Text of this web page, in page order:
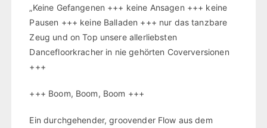
„Keine Gefangenen +++ keine Ansagen +++ keine
Pausen +++ keine Balladen +++ nur das tanzbare
Zeug und on Top unsere allerliebsten
Dancefloorkracher in nie gehörten Coverversionen
+++
+++ Boom, Boom, Boom +++
Ein durchgehender, groovender Flow aus dem